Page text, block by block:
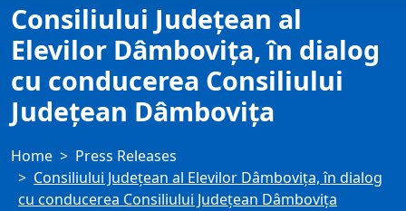
Consiliului Județean al
Elevilor Dâmbovița, în dialog
cu conducerea Consiliului
Județean Dâmbovița
Home
Press Releases
Consiliului Județean al Elevilor Dâmbovița, în dialog
cu conducerea Consiliului Județean Dâmbovița